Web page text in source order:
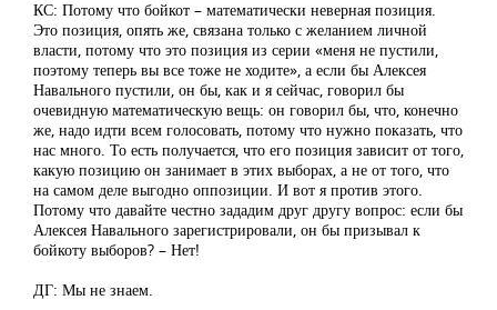
КС: Потому что бойкот – математически неверная позиция.
Это позиция, опять же, связана только с желанием личной
власти, потому что это позиция из серии «меня не пустили,
поэтому теперь вы все тоже не ходите», а если бы Алексея
Навального пустили, он бы, как и я сейчас, говорил бы
очевидную математическую вещь: он говорил бы, что, конечно
же, надо идти всем голосовать, потому что нужно показать, что
нас много. То есть получается, что его позиция зависит от того,
какую позицию он занимает в этих выборах, а не от того, что
на самом деле выгодно оппозиции. И вот я против этого.
Потому что давайте честно зададим друг другу вопрос: если бы
Алексея Навального зарегистрировали, он бы призывал к
бойкоту выборов? – Нет!
ДГ: Мы не знаем.